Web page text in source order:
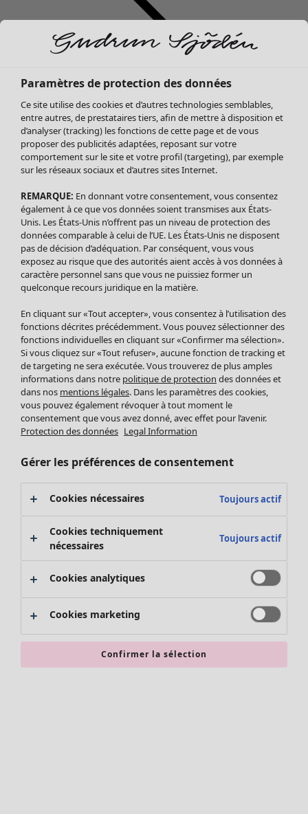
Soldes Vêtements
Tous les vêtements
Robes
Tuniques
Blouses
Tops
Gilets
Pantalon
Jupes
Leggings et collants
Accessoires
Chaussures
Vêtements de bain
Basics
Soldes Mobilier
Bonnes affaires déco
Décoration
Textiles
Tapis
Éponge
Promos SOLDES
Les promos de Gudrun Sjödén
Nouvel arrivage
Bonnes affaires en soldes - jusqu'à -70
Paramètres de protection des données
Ce site utilise des cookies et d’autres technologies semblables,
entre autres, de prestataires tiers, afin de mettre à disposition et
d’analyser (tracking) les fonctions de cette page et de vous
proposer des publicités adaptées, reposant sur votre
comportement sur le site et votre profil (targeting), par exemple
sur les réseaux sociaux et d’autres sites Internet.
REMARQUE: En donnant votre consentement, vous consentez
également à ce que vos données soient transmises aux États-
Unis. Les États-Unis n’offrent pas un niveau de protection des
données comparable à celui de l’UE. Les États-Unis ne disposent
pas de décision d’adéquation. Par conséquent, vous vous
exposez au risque que des autorités aient accès à vos données à
caractère personnel sans que vous ne puissiez former un
quelconque recours juridique en la matière.
En cliquant sur «Tout accepter», vous consentez à l’utilisation des
fonctions décrites précédemment. Vous pouvez sélectionner des
fonctions individuelles en cliquant sur «Confirmer ma sélection».
Si vous cliquez sur «Tout refuser», aucune fonction de tracking et
de targeting ne sera exécutée. Vous trouverez de plus amples
informations dans notre politique de protection des données et
dans nos mentions légales. Dans les paramètres des cookies,
vous pouvez également révoquer à tout moment le
consentement que vous avez donné, avec effet pour l’avenir.
Protection des données Legal Information
Gérer les préférences de consentement
Cookies nécessaires Toujours actif
Cookies techniquement
nécessaires
Toujours actif
Cookies analytiques
Cookies marketing
Confirmer la sélection